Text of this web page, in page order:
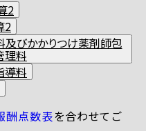
2
2
びかかりつけ薬剤師包
理料
導料
酬点数表を合わせてご